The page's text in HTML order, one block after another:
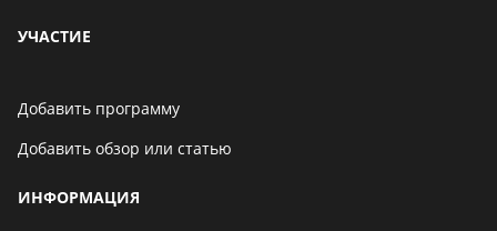
УЧАСТИЕ
Добавить программу
Добавить обзор или статью
ИНФОРМАЦИЯ